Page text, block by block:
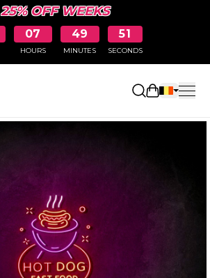
25% OFF WEEKS
07
HOURS
49
MINUTES
50
SECONDS